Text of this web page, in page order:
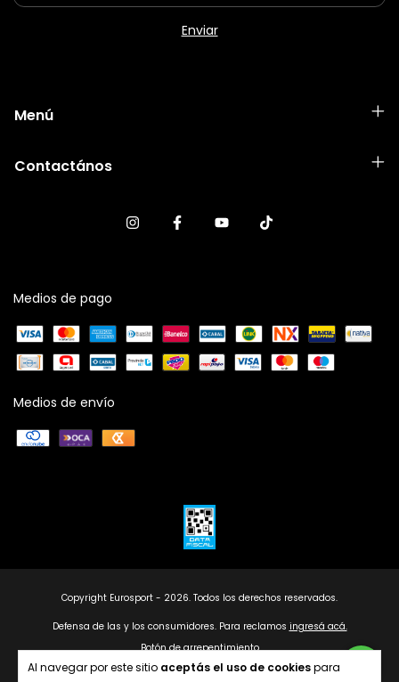
Al navegar por este sitio aceptás el uso de cookiespara
Menú
Contactános
Medios de pago
Medios de envío
Copyright Eurosport - 2026. Todos los derechos reservados.
Defensa de las y los consumidores. Para reclamos ingresá acá.
Botón de arrepentimiento